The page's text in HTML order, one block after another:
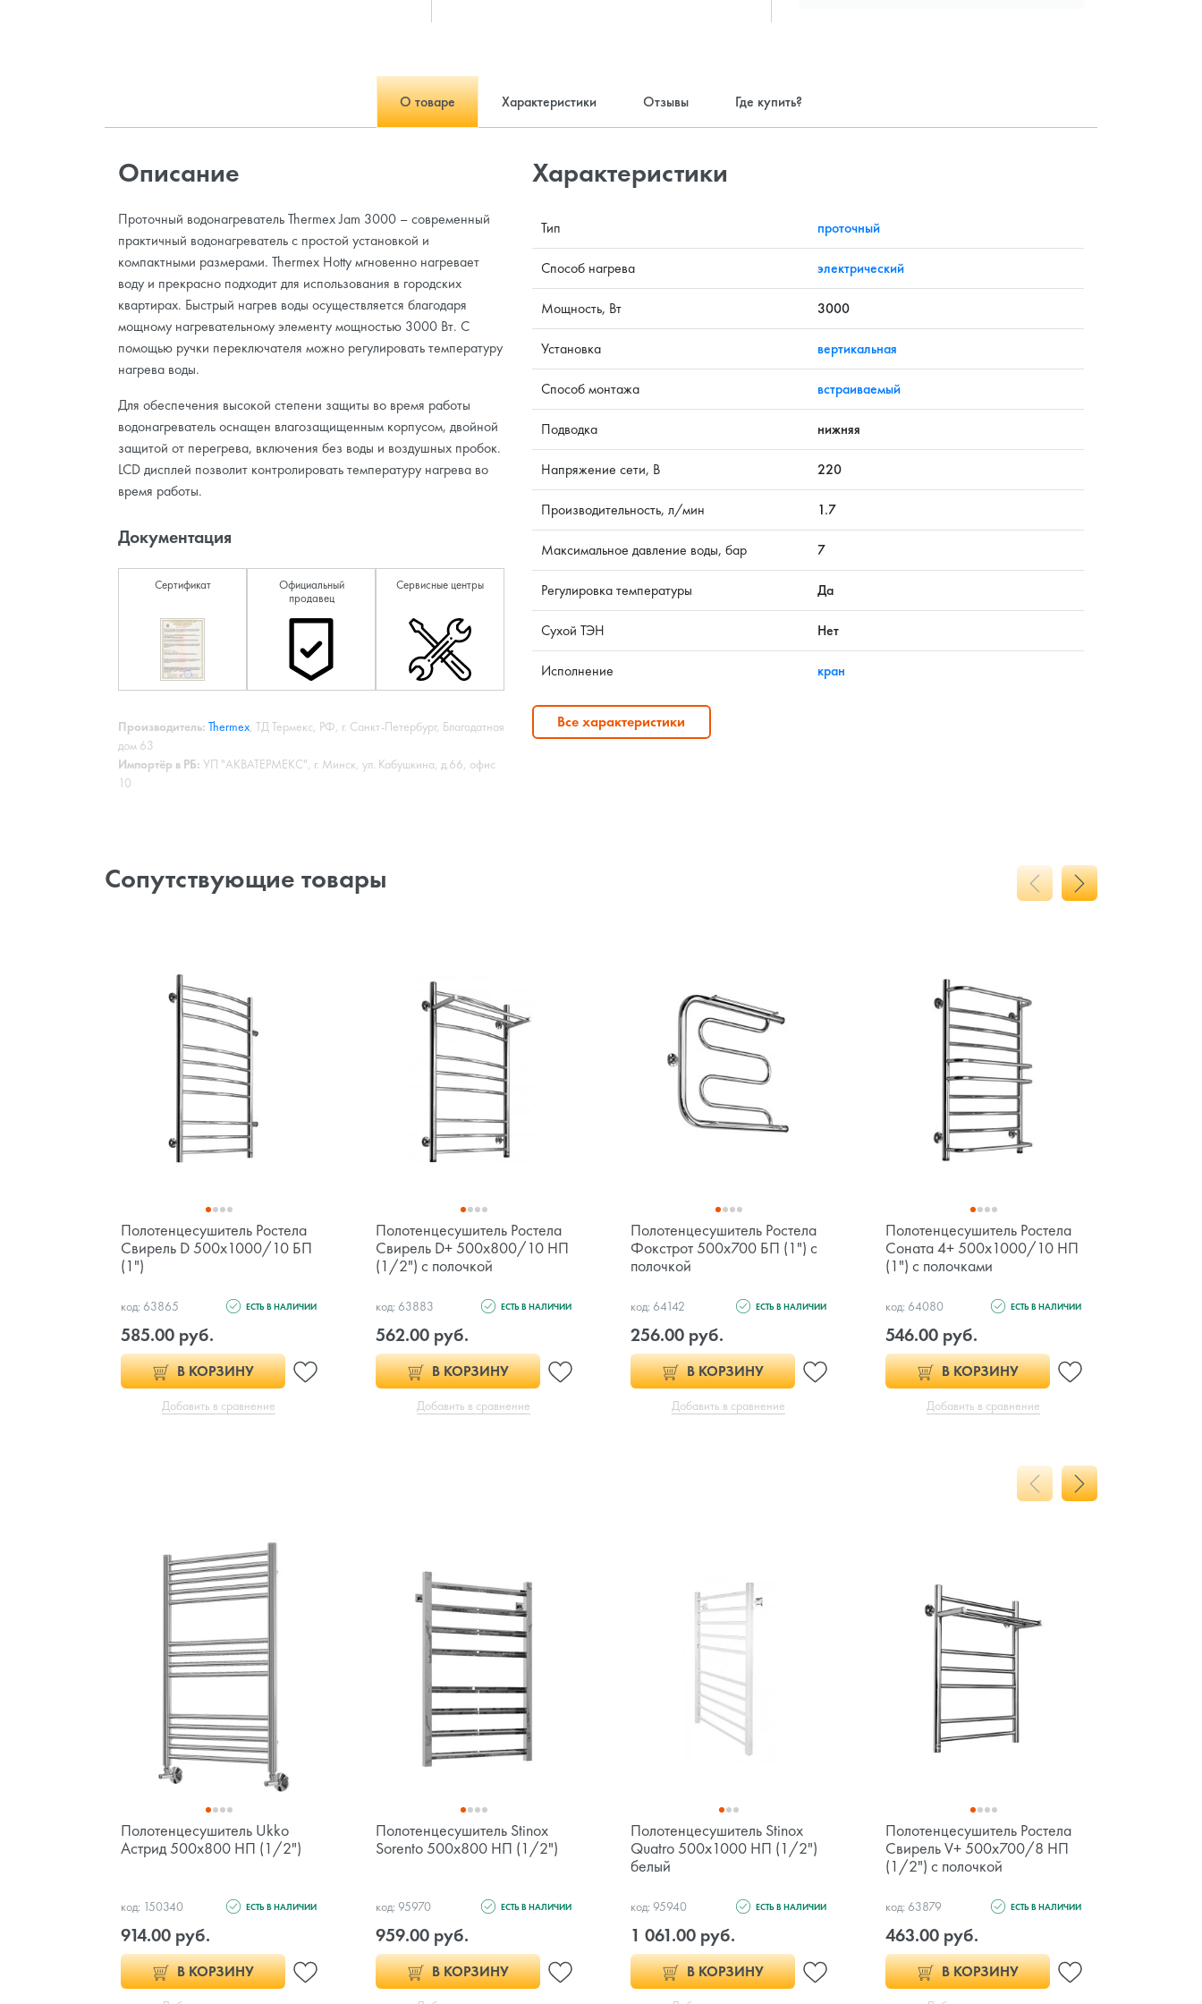
О товаре Характеристики Отзывы Где купить?
Описание
Проточный водонагреватель Thermex Jam 3000 – современный
практичный водонагреватель с простой установкой и
компактными размерами. Thermex Hotty мгновенно нагревает
воду и прекрасно подходит для использования в городских
квартирах. Быстрый нагрев воды осуществляется благодаря
мощному нагревательному элементу мощностью 3000 Вт. С
помощью ручки переключателя можно регулировать температуру
нагрева воды.
Для обеспечения высокой степени защиты во время работы
водонагреватель оснащен влагозащищенным корпусом, двойной
защитой от перегрева, включения без воды и воздушных пробок.
LCD дисплей позволит контролировать температуру нагрева во
время работы.
Документация
Сертификат
Официальный
продавец
Сервисные центры
Производитель: Thermex, ТД Термекс, РФ, г. Санкт-Петербург, Благодатная
дом 63
Импортёр в РБ: УП "АКВАТЕРМЕКС", г. Минск, ул. Кабушкина, д.66, офис
10
Характеристики
Тип проточный
Способ нагрева электрический
Мощность, Вт 3000
Установка вертикальная
Способ монтажа встраиваемый
Подводка нижняя
Напряжение сети, В 220
Производительность, л/мин 1.7
Максимальное давление воды, бар 7
Регулировка температуры Да
Сухой ТЭН Нет
Исполнение кран
Все характеристики
Сопутствующие товары
Полотенцесушитель Ростела
Свирель D 500х1000/10 БП
(1")
код: 63865 ЕСТЬ В НАЛИЧИИ
585.00 руб.
В КОРЗИНУ
Добавить в сравнение
Полотенцесушитель Ростела
Свирель D+ 500х800/10 НП
(1/2") с полочкой
код: 63883 ЕСТЬ В НАЛИЧИИ
562.00 руб.
В КОРЗИНУ
Добавить в сравнение
Полотенцесушитель Ростела
Фокстрот 500x700 БП (1") с
полочкой
код: 64142 ЕСТЬ В НАЛИЧИИ
256.00 руб.
В КОРЗИНУ
Добавить в сравнение
Полотенцесушитель Ростела
Соната 4+ 500x1000/10 НП
(1") с полочками
код: 64080 ЕСТЬ В НАЛИЧИИ
546.00 руб.
В КОРЗИНУ
Добавить в сравнение
Полотенцесушитель Ukko
Астрид 500х800 НП (1/2")
код: 150340 ЕСТЬ В НАЛИЧИИ
914.00 руб.
В КОРЗИНУ
Полотенцесушитель Stinox
Sorento 500x800 НП (1/2")
код: 95970 ЕСТЬ В НАЛИЧИИ
959.00 руб.
В КОРЗИНУ
Полотенцесушитель Stinox
Quatro 500x1000 НП (1/2")
белый
код: 95940 ЕСТЬ В НАЛИЧИИ
1 061.00 руб.
В КОРЗИНУ
Полотенцесушитель Ростела
Свирель V+ 500х700/8 НП
(1/2") с полочкой
код: 63879 ЕСТЬ В НАЛИЧИИ
463.00 руб.
В КОРЗИНУ